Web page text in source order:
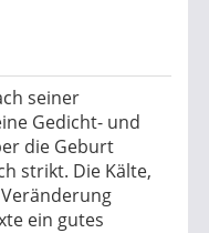
seiner
Gedicht- und
die Geburt
strikt. Die Kälte,
ein gutes